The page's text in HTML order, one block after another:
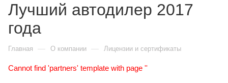
Лучший автодилер 2017
года
Главная — О компании — Лицензии и сертификаты
Cannot find 'partners' template with page ''